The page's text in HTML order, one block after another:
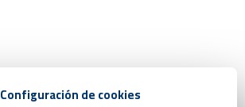
Configuración de cookies